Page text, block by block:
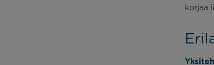
korjaa